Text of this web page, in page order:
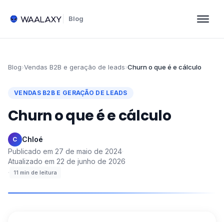
Blog
Blog›Vendas B2B e geração de leads›Churn o que é e cálculo
VENDAS B2B E GERAÇÃO DE LEADS
Churn o que é e cálculo
C Chloé·
Publicado em 27 de maio de 2024·
Atualizado em 22 de junho de 2026
·
11 min de leitura